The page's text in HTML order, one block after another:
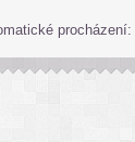
procházení: